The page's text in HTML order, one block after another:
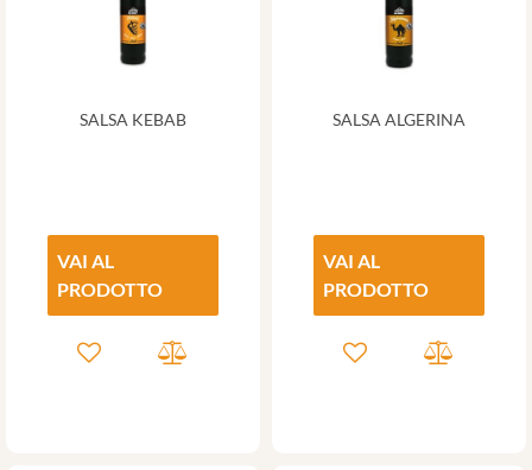
SALSA KEBAB
VAI AL
PRODOTTO
SALSA ALGERINA
VAI AL
PRODOTTO